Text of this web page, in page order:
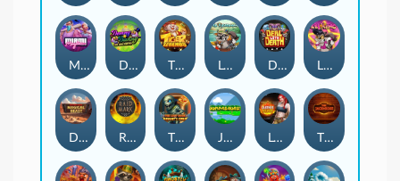
MIAMI MAYHEM DONNY AND DANNY TIGER LEGENDS Le Fisherman DEAL WITH DEATH LE KING
Darkside Prairie: Magical Beast Raidmark The Lost Book of Mummy’s Curse Jumpasaurs Leatherheads The Jack & Rose